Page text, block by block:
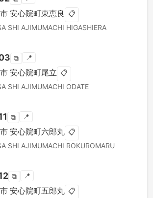
安心院町東恵良 📋
SHI AJIMUMACHI HIGASHIERA
⧉ 📍
安心院町尾立 📋
SHI AJIMUMACHI ODATE
⧉ 📍
安心院町六郎丸 📋
SHI AJIMUMACHI ROKUROMARU
⧉ 📍
安心院町五郎丸 📋